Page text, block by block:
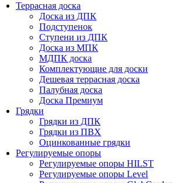
Террасная доска
Доска из ДПК
Подступенок
Ступени из ДПК
Доска из МПК
МДПК доска
Комплектующие для доски
Дешевая террасная доска
Палубная доска
Доска Премиум
Грядки
Грядки из ДПК
Грядки из ПВХ
Оцинкованные грядки
Регулируемые опоры
Регулируемые опоры HILST
Регулируемые опоры Level